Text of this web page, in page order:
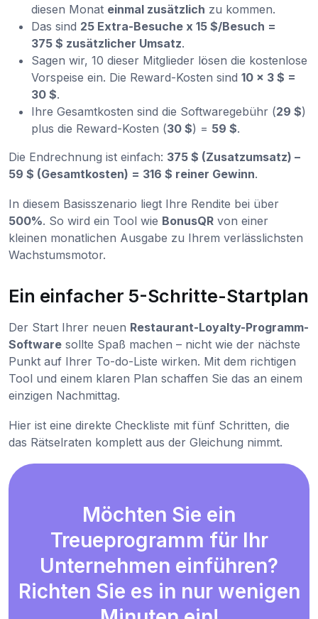
diesen Monat einmal zusätzlich zu kommen.
Das sind 25 Extra-Besuche x 15 $/Besuch =
375 $ zusätzlicher Umsatz.
Sagen wir, 10 dieser Mitglieder lösen die kostenlose
Vorspeise ein. Die Reward-Kosten sind 10 x 3 $ =
30 $.
Ihre Gesamtkosten sind die Softwaregebühr (29 $)
plus die Reward-Kosten (30 $) = 59 $.
Die Endrechnung ist einfach: 375 $ (Zusatzumsatz) –
59 $ (Gesamtkosten) = 316 $ reiner Gewinn.
In diesem Basisszenario liegt Ihre Rendite bei über
500%. So wird ein Tool wie BonusQR von einer
kleinen monatlichen Ausgabe zu Ihrem verlässlichsten
Wachstumsmotor.
Ein einfacher 5-Schritte-Startplan
Der Start Ihrer neuen Restaurant-Loyalty-Programm-
Software sollte Spaß machen – nicht wie der nächste
Punkt auf Ihrer To-do-Liste wirken. Mit dem richtigen
Tool und einem klaren Plan schaffen Sie das an einem
einzigen Nachmittag.
Hier ist eine direkte Checkliste mit fünf Schritten, die
das Rätselraten komplett aus der Gleichung nimmt.
Möchten Sie ein
Treueprogramm für Ihr
Unternehmen einführen?
Richten Sie es in nur wenigen